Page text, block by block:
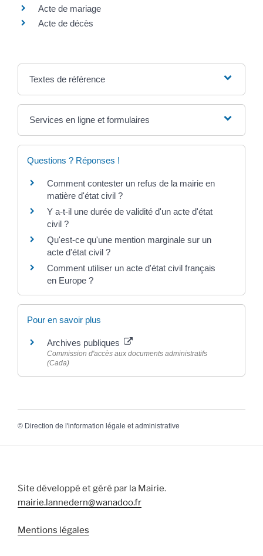
Acte de mariage
Acte de décès
Textes de référence
Services en ligne et formulaires
Questions ? Réponses !
Comment contester un refus de la mairie en
matière d'état civil ?
Y a-t-il une durée de validité d'un acte d'état
civil ?
Qu'est-ce qu'une mention marginale sur un
acte d'état civil ?
Comment utiliser un acte d'état civil français
en Europe ?
Pour en savoir plus
Archives publiques
Commission d'accès aux documents administratifs
(Cada)
© Direction de l'information légale et administrative
Site développé et géré par la Mairie.
mairie.lannedern@wanadoo.fr
Mentions légales